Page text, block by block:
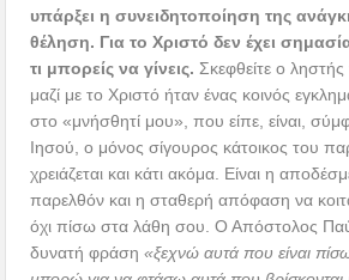
υπάρξει η συνειδητοποίηση της
θέληση. Για το Χριστό δεν έχει
τι μπορείς να γίνεις. Σκεφθείτε ο
μαζί με το Χριστό ήταν ένας κοινός
στο «μνήσθητί μου», που είπε, είναι,
Ιησού, ο μόνος σίγουρος κάτοικος του
χρειάζεται και κάτι ακόμα. Είναι η
παρελθόν και η σταθερή απόφαση να
όχι πίσω στα λάθη σου. Ο Απόστολος
δυνατή φράση«ξεχνώ αυτά που είναι